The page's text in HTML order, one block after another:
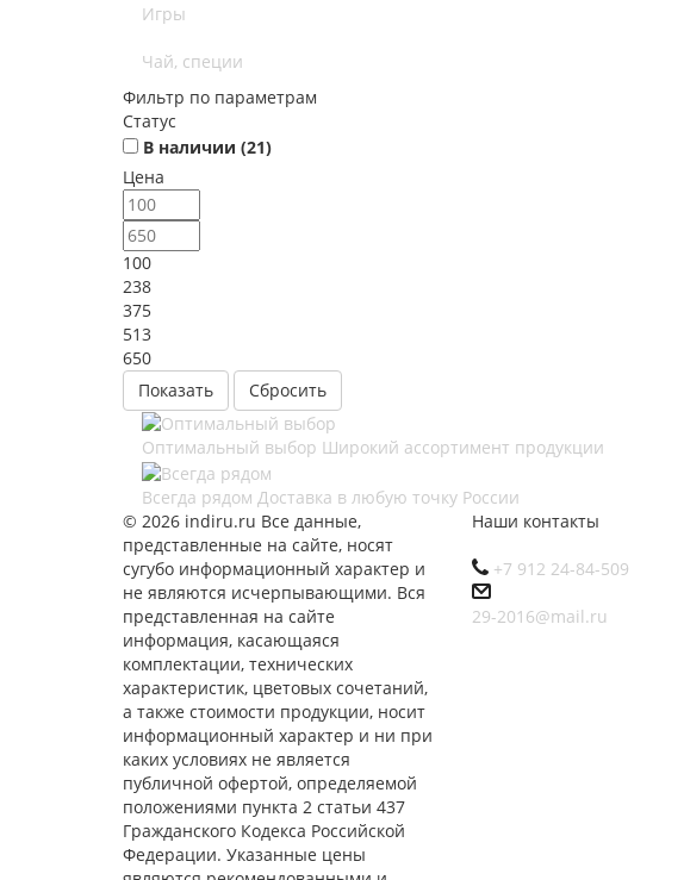
Игры
Чай, специи
Фильтр по параметрам
Статус
В наличии (21)
Цена
100
238
375
513
650
Сбросить
Оптимальный выбор Широкий ассортимент продукции
Всегда рядом Доставка в любую точку России
© 2026 indiru.ru Все данные,
представленные на сайте, носят
сугубо информационный характер и
не являются исчерпывающими. Вся
представленная на сайте
информация, касающаяся
комплектации, технических
характеристик, цветовых сочетаний,
а также стоимости продукции, носит
информационный характер и ни при
каких условиях не является
публичной офертой, определяемой
положениями пункта 2 статьи 437
Гражданского Кодекса Российской
Федерации. Указанные цены
Наши контакты
+7 912 24-84-509
29-2016@mail.ru